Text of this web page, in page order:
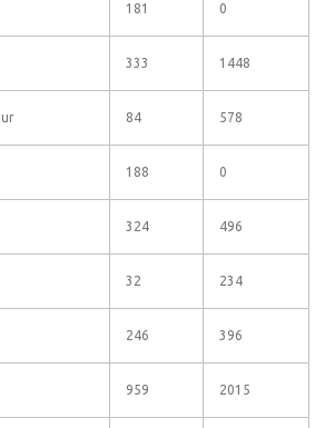
181 0
333 1448
84 578
188 0
324 496
32 234
246 396
959 2015